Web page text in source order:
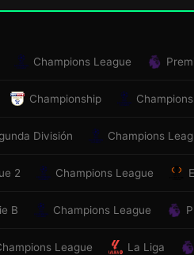
Champions League
Championship
División Champions
2 Champions League
B Champions League
League La Liga